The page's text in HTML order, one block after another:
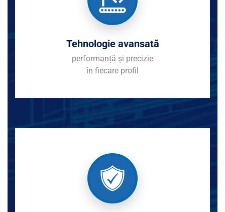
Tehnologie avansată
performanță și precizie
în fiecare profil